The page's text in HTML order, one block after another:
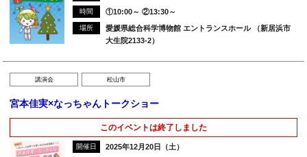
時間 ①10:00～ ②13:30～
場所
愛媛県総合科学博物館 エントランスホール （新居浜市
大生院2133-2）
講演会 松山市
宮本佳実×なっちゃんトークショー
このイベントは終了しました
開催日 2025年12月20日（土）